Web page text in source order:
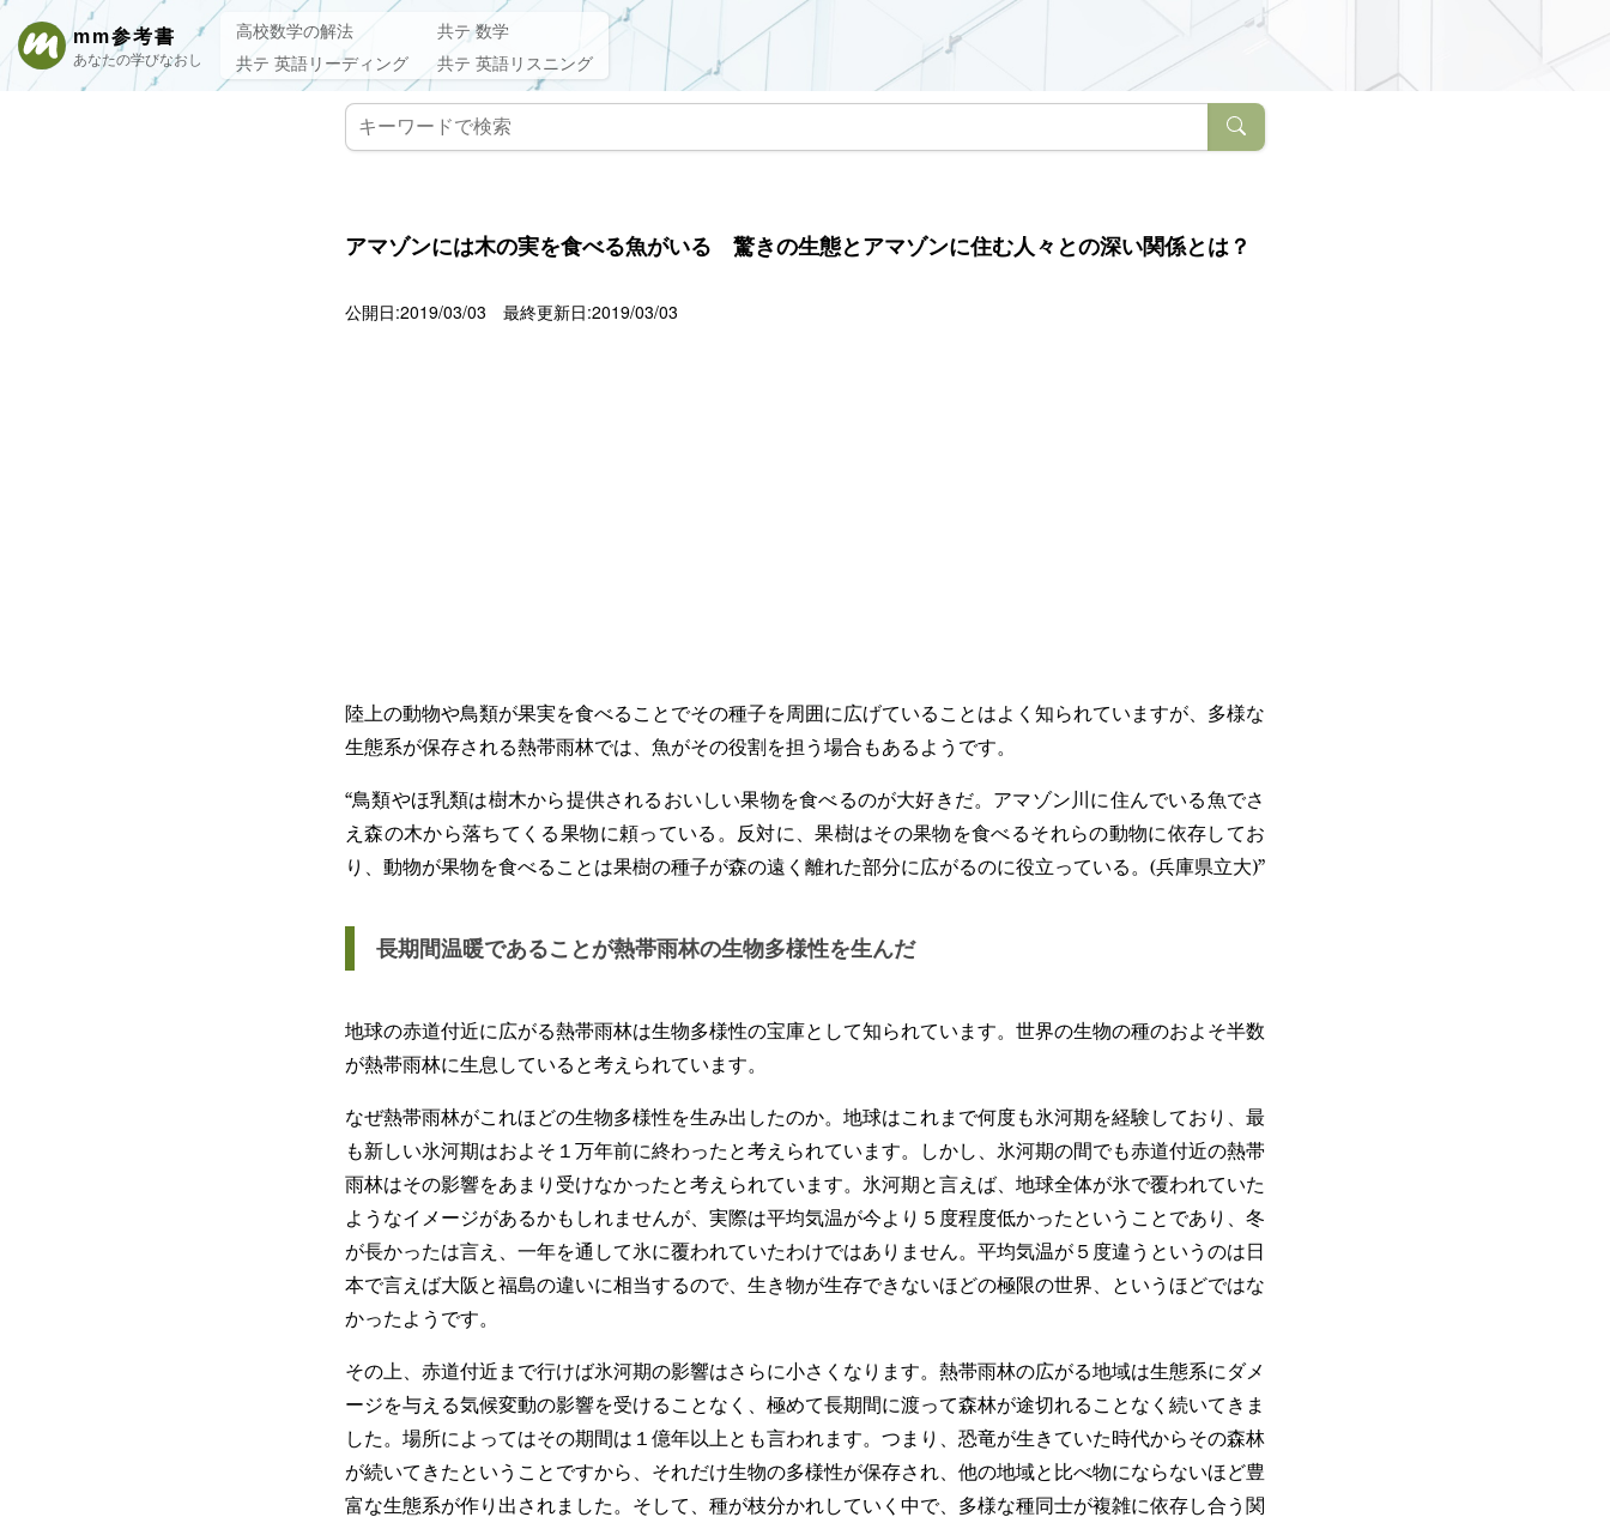
mm参考書
あなたの学びなおし
高校数学の解法
共テ 数学
共テ 英語リーディング
共テ 英語リスニング
アマゾンには木の実を食べる魚がいる 驚きの生態とアマゾンに住む人々との深い関係とは？
公開日:2019/03/03 最終更新日:2019/03/03
陸上の動物や鳥類が果実を食べることでその種子を周囲に広げていることはよく知られていますが、多様な
生態系が保存される熱帯雨林では、魚がその役割を担う場合もあるようです。
“鳥類やほ乳類は樹木から提供されるおいしい果物を食べるのが大好きだ。アマゾン川に住んでいる魚でさ
え森の木から落ちてくる果物に頼っている。反対に、果樹はその果物を食べるそれらの動物に依存してお
り、動物が果物を食べることは果樹の種子が森の遠く離れた部分に広がるのに役立っている。(兵庫県立大)”
長期間温暖であることが熱帯雨林の生物多様性を生んだ
地球の赤道付近に広がる熱帯雨林は生物多様性の宝庫として知られています。世界の生物の種のおよそ半数
が熱帯雨林に生息していると考えられています。
なぜ熱帯雨林がこれほどの生物多様性を生み出したのか。地球はこれまで何度も氷河期を経験しており、最
も新しい氷河期はおよそ１万年前に終わったと考えられています。しかし、氷河期の間でも赤道付近の熱帯
雨林はその影響をあまり受けなかったと考えられています。氷河期と言えば、地球全体が氷で覆われていた
ようなイメージがあるかもしれませんが、実際は平均気温が今より５度程度低かったということであり、冬
が長かったは言え、一年を通して氷に覆われていたわけではありません。平均気温が５度違うというのは日
本で言えば大阪と福島の違いに相当するので、生き物が生存できないほどの極限の世界、というほどではな
かったようです。
その上、赤道付近まで行けば氷河期の影響はさらに小さくなります。熱帯雨林の広がる地域は生態系にダメ
ージを与える気候変動の影響を受けることなく、極めて長期間に渡って森林が途切れることなく続いてきま
した。場所によってはその期間は１億年以上とも言われます。つまり、恐竜が生きていた時代からその森林
が続いてきたということですから、それだけ生物の多様性が保存され、他の地域と比べ物にならないほど豊
富な生態系が作り出されました。そして、種が枝分かれしていく中で、多様な種同士が複雑に依存し合う関